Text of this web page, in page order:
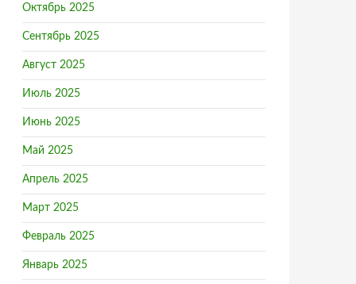
Октябрь 2025
Сентябрь 2025
Август 2025
Июль 2025
Июнь 2025
Май 2025
Апрель 2025
Март 2025
Февраль 2025
Январь 2025